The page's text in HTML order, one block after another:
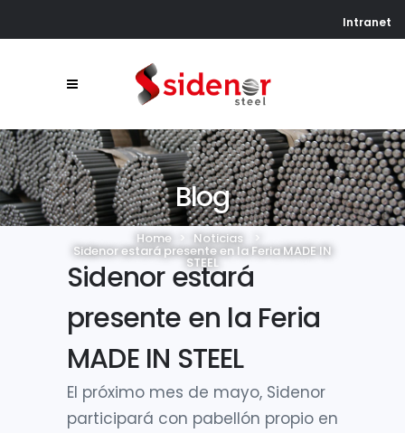
Intranet
Blog
Home Noticias >
Sidenor estará presente en la Feria MADE IN
STEEL
Sidenor estará
presente en la Feria
MADE IN STEEL
El próximo mes de mayo, Sidenor
participará con pabellón propio en